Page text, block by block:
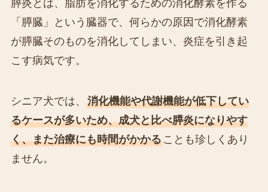
膵炎とは、脂肪を消化するための消化酵素を作る
「膵臓」という臓器で、何らかの原因で消化酵素
が膵臓そのものを消化してしまい、炎症を引き起
こす病気です。
シニア犬では、 消化機能や代謝機能が低下してい
るケースが多いため、成犬と比べ膵炎になりやす
く、また治療にも時間がかかることも珍しくあり
ません。